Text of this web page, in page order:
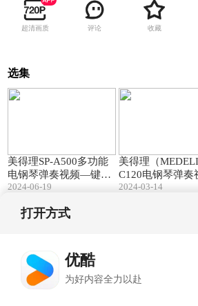
超清画质 评论 收藏
选集
美得理SP-A500多功能
电钢琴弹奏视频—键盘
中国论坛
2024-06-19
美得理（
C120电钢琴弹
键盘中国论坛
2024-03-14
打开方式
优酷
为好内容全力以赴